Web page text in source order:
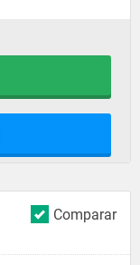
Comparar